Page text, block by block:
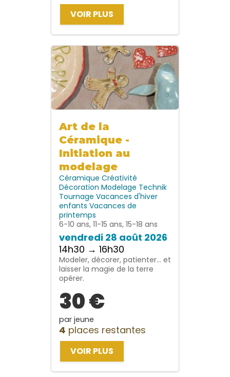
VOIR PLUS
Art de la
Céramique -
Initiation au
modelage
Céramique Créativité
Décoration Modelage Technik
Tournage Vacances d'hiver
enfants Vacances de
printemps
6-10 ans, 11-15 ans, 15-18 ans
vendredi 28 août 2026
14h30 → 16h30
Modeler, décorer, patienter… et
laisser la magie de la terre
opérer.
30 €
par jeune
4 places restantes
VOIR PLUS